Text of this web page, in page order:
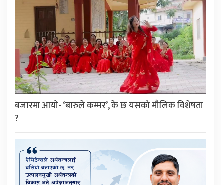
बजारमा आयो- ‘बारुले कम्मर’, के छ यसको मौलिक विशेषता
?